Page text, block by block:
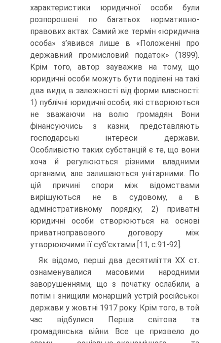
характеристики юридичної особи були
розпорошені по багатьох нормативно-
правових актах. Самий же термін «юридична
особа» з’явився лише в «Положенні про
державний промисловий податок» (1899).
Крім того, автор зауважив на тому, що
юридичні особи можуть бути поділені на такі
два види, в залежності від форми власності:
1) публічні юридичні особи, які створюються
не зважаючи на волю громадян. Вони
фінансуючись з казни, представляють
господарські інтереси держави.
Особливістю таких субстанцій є те, що вони
хоча й регулюються різними владними
органами, але залишаються унітарними. По
цій причині спори між відомствами
вирішуються не в судовому, а в
адміністративному порядку; 2) приватні
юридичні особи створюються на основі
приватноправового договору між
утворюючими її суб’єктами [11, с.91-92].
Як відомо, перші два десятиліття ХХ ст.
ознаменувалися масовими народними
заворушеннями, що з початку ослабили, а
потім і знищили монарший устрій російської
держави у жовтні 1917 року. Крім того, в той
час відбулися Перша світова та
громадянська війни. Все це призвело до